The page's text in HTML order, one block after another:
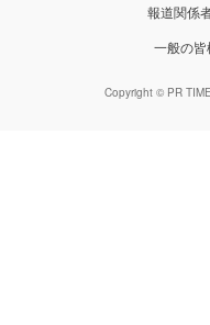
報道関係
一般の
Copyright © PR